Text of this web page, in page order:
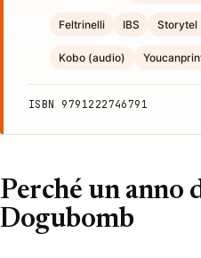
Feltrinelli IBS Storytel
Kobo (audio)
ISBN 9791222746791
Perché un anno
Dogubomb